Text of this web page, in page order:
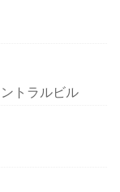
トラルビル